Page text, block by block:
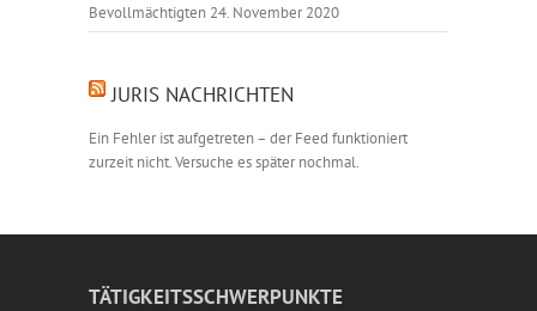
Bevollmächtigten 24. November 2020
JURIS NACHRICHTEN
Ein Fehler ist aufgetreten – der Feed funktioniert
zurzeit nicht. Versuche es später nochmal.
TÄTIGKEITSSCHWERPUNKTE